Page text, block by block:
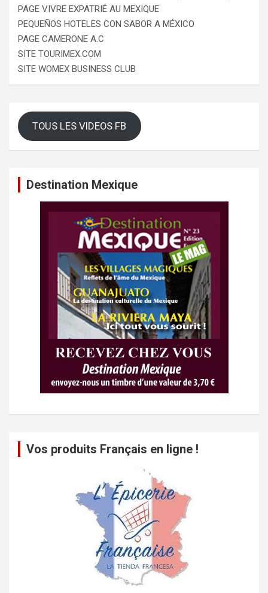
PAGE VIVRE EXPATRIÉ AU MEXIQUE
PEQUEÑOS HOTELES CON SABOR A MÉXICO
PAGE CAMERONE A.C
SITE TOURIMEX.COM
SITE WOMEX BUSINESS CLUB
TOUS LES VIDEOS FB
Destination Mexique
Vos produits Français en ligne !